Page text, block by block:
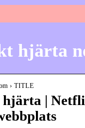
hjärta
› TITLE
|